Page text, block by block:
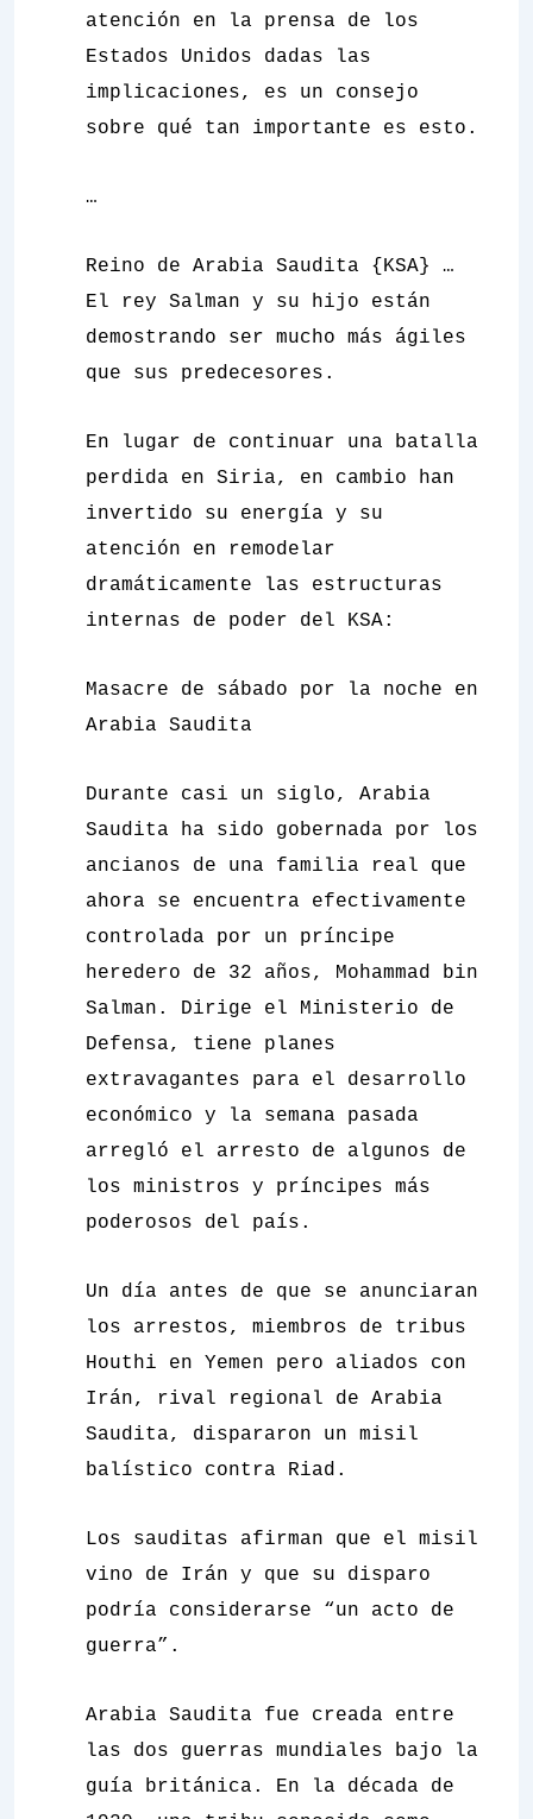
atención en la prensa de los
Estados Unidos dadas las
implicaciones, es un consejo
sobre qué tan importante es esto.
…
Reino de Arabia Saudita {KSA} …
El rey Salman y su hijo están
demostrando ser mucho más ágiles
que sus predecesores.
En lugar de continuar una batalla
perdida en Siria, en cambio han
invertido su energía y su
atención en remodelar
dramáticamente las estructuras
internas de poder del KSA:
Masacre de sábado por la noche en
Arabia Saudita
Durante casi un siglo, Arabia
Saudita ha sido gobernada por los
ancianos de una familia real que
ahora se encuentra efectivamente
controlada por un príncipe
heredero de 32 años, Mohammad bin
Salman. Dirige el Ministerio de
Defensa, tiene planes
extravagantes para el desarrollo
económico y la semana pasada
arregló el arresto de algunos de
los ministros y príncipes más
poderosos del país.
Un día antes de que se anunciaran
los arrestos, miembros de tribus
Houthi en Yemen pero aliados con
Irán, rival regional de Arabia
Saudita, dispararon un misil
balístico contra Riad.
Los sauditas afirman que el misil
vino de Irán y que su disparo
podría considerarse “un acto de
guerra”.
Arabia Saudita fue creada entre
las dos guerras mundiales bajo la
guía británica. En la década de